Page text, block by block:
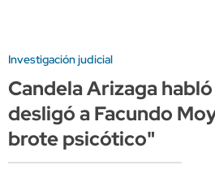
Investigación judicial
Candela Arizaga
desligó a Facundo
brote psicótico"